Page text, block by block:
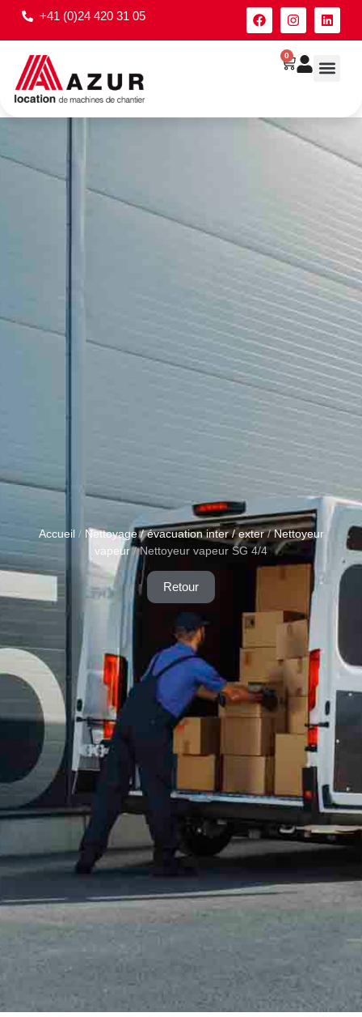
+41 (0)24 420 31 05
0
Accueil/ Nettoyage / évacuation inter / exter/Nettoyeur
vapeur/ Nettoyeur vapeur SG 4/4
Retour